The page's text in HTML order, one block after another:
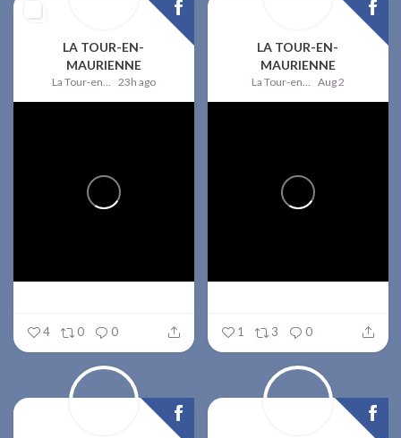
LA TOUR-EN-
MAURIENNE
La Tour-en-Maurienne 23h ago
4 0 0
LA TOUR-EN-
MAURIENNE
La Tour-en-Maurienne Aug 2
1 3 0